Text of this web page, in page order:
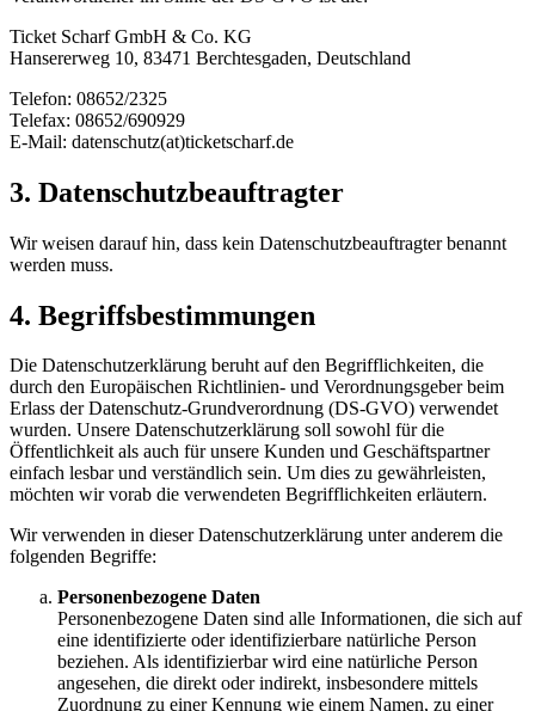
Ticket Scharf GmbH & Co. KG
Hansererweg 10, 83471 Berchtesgaden, Deutschland
Telefon: 08652/2325
Telefax: 08652/690929
E-Mail: datenschutz(at)ticketscharf.de
3. Datenschutzbeauftragter
Wir weisen darauf hin, dass kein Datenschutzbeauftragter benannt
werden muss.
4. Begriffsbestimmungen
Die Datenschutzerklärung beruht auf den Begrifflichkeiten, die
durch den Europäischen Richtlinien- und Verordnungsgeber beim
Erlass der Datenschutz-Grundverordnung (DS-GVO) verwendet
wurden. Unsere Datenschutzerklärung soll sowohl für die
Öffentlichkeit als auch für unsere Kunden und Geschäftspartner
einfach lesbar und verständlich sein. Um dies zu gewährleisten,
möchten wir vorab die verwendeten Begrifflichkeiten erläutern.
Wir verwenden in dieser Datenschutzerklärung unter anderem die
folgenden Begriffe:
Personenbezogene Daten
Personenbezogene Daten sind alle Informationen, die sich auf
eine identifizierte oder identifizierbare natürliche Person
beziehen. Als identifizierbar wird eine natürliche Person
angesehen, die direkt oder indirekt, insbesondere mittels
Zuordnung zu einer Kennung wie einem Namen, zu einer